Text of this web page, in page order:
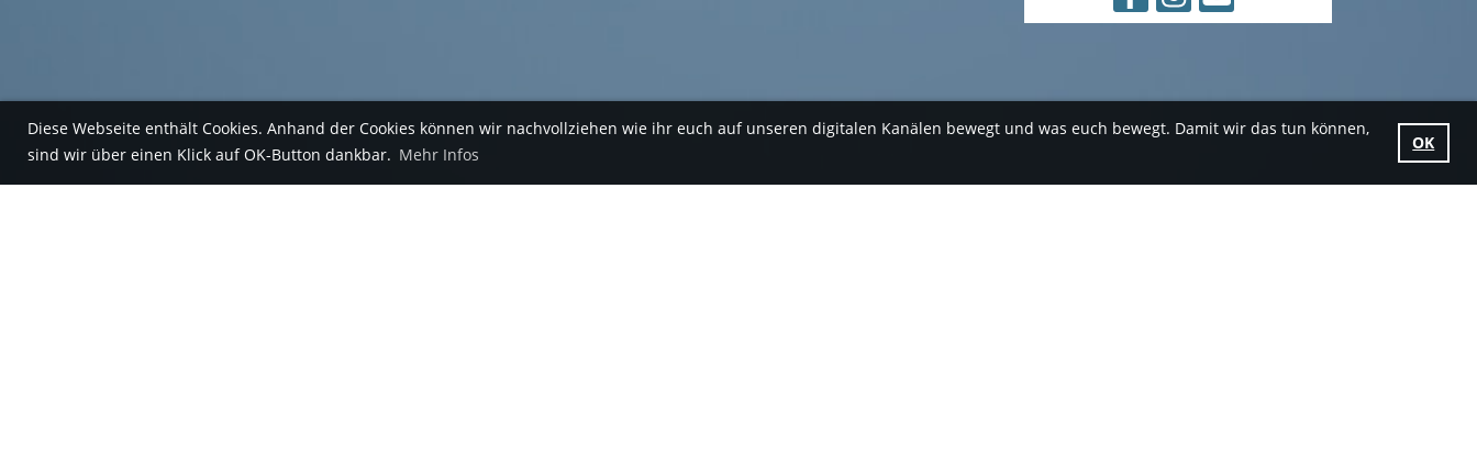
Diese Webseite enthält Cookies. Anhand der Cookies können wir nachvollziehen wie ihr euch auf unseren digitalen Kanälen bewegt und was euch bewegt. Damit wir das tun können,
sind wir über einen Klick auf OK-Button dankbar. Mehr Infos
OK